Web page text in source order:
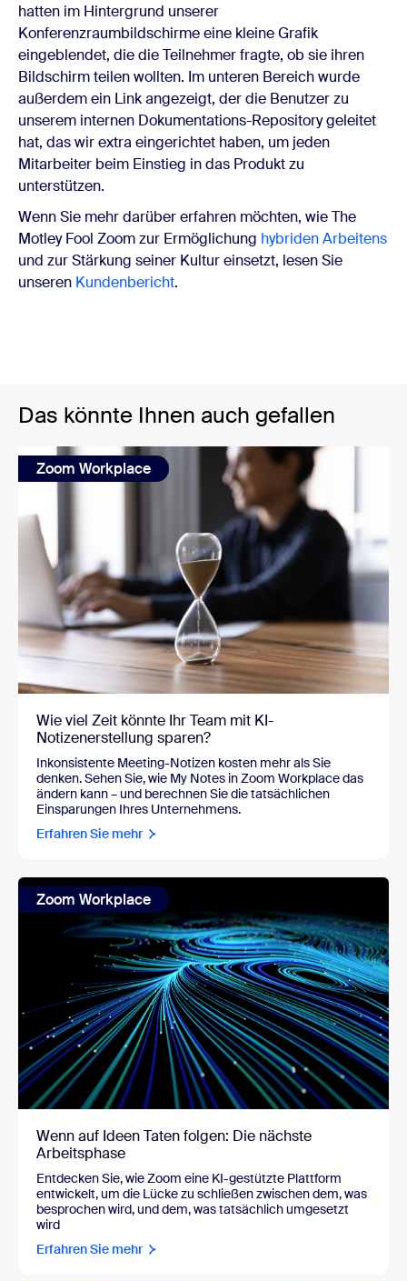
hatten im Hintergrund unserer
Konferenzraumbildschirme eine kleine Grafik
eingeblendet, die die Teilnehmer fragte, ob sie ihren
Bildschirm teilen wollten. Im unteren Bereich wurde
außerdem ein Link angezeigt, der die Benutzer zu
unserem internen Dokumentations-Repository geleitet
hat, das wir extra eingerichtet haben, um jeden
Mitarbeiter beim Einstieg in das Produkt zu
unterstützen.
Wenn Sie mehr darüber erfahren möchten, wie The
Motley Fool Zoom zur Ermöglichung hybriden Arbeitens
und zur Stärkung seiner Kultur einsetzt, lesen Sie
unseren Kundenbericht.
Das könnte Ihnen auch gefallen
Zoom Workplace
Wie viel Zeit könnte Ihr Team mit KI-
Notizenerstellung sparen?
Inkonsistente Meeting-Notizen kosten mehr als Sie
denken. Sehen Sie, wie My Notes in Zoom Workplace das
ändern kann – und berechnen Sie die tatsächlichen
Einsparungen Ihres Unternehmens.
Erfahren Sie mehr
Zoom Workplace
Wenn auf Ideen Taten folgen: Die nächste
Arbeitsphase
Entdecken Sie, wie Zoom eine KI-gestützte Plattform
entwickelt, um die Lücke zu schließen zwischen dem, was
besprochen wird, und dem, was tatsächlich umgesetzt
wird
Erfahren Sie mehr